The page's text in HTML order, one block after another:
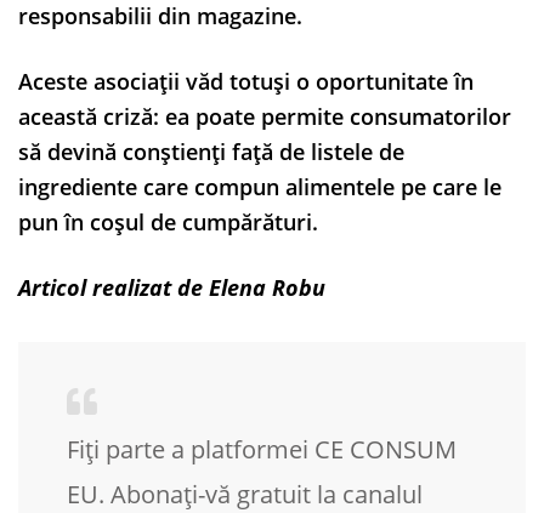
responsabilii din magazine.
Aceste asociații văd totuși o oportunitate în
această criză: ea poate permite consumatorilor
să devină conștienți față de listele de
ingrediente care compun alimentele pe care le
pun în coșul de cumpărături.
Articol realizat de Elena Robu
Fiți parte a platformei CE CONSUM
EU. Abonați-vă gratuit la canalul